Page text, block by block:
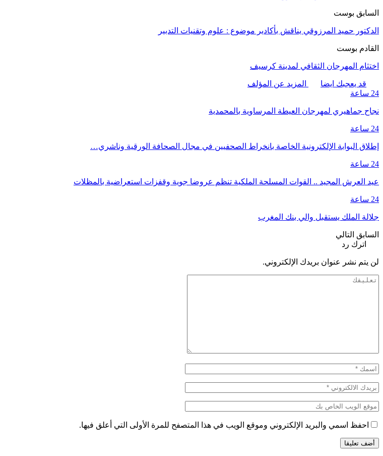
السابق بوست
الدكتور حميد المرزوقي يناقش بأكادير موضوع : علوم وتقنيات التدبير
القادم بوست
اختثام المهرجان الثقافي لمدينة كرسيف
قد يعجبك ايضا
المزيد عن المؤلف
24 ساعة
نجاح جماهيري لمهرجان العيطة المرساوية بالمحمدية
24 ساعة
إطلاق البوابة الإلكترونية الخاصة بانخراط الصحفيين في مجال الصحافة الورقية وناشري…
24 ساعة
عيد العرش المجيد .. القوات المسلحة الملكية تنظم عروضا جوية وقفزات استعراضية بالمظلات
24 ساعة
جلالة الملك يستقبل والي بنك المغرب
السابق التالي
اترك رد
لن يتم نشر عنوان بريدك الإلكتروني.
احفظ اسمي والبريد الإلكتروني وموقع الويب في هذا المتصفح للمرة الأولى التي أعلق فيها.